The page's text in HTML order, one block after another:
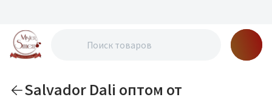
Salvador Dali оптом от